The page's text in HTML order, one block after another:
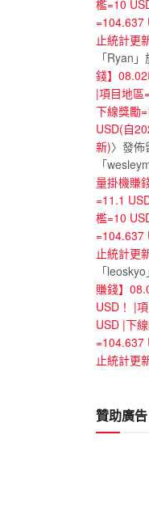
檻=10
=104.637
止統計更
「Ryan 」
錢】
|項目地區
下線獎勵
USD(自
新)〉發佈
「
量掛機賺
=11.1
檻=10
=104.637
止統計更
「leoskyo
賺錢】
USD！ |
USD |下
=104.637
止統計更
贊助廣